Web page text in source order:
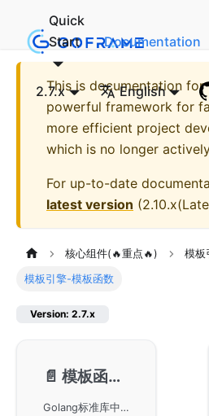
Quick
Start
Documentation
2.7.x English
This is documentation for
powerful framework for
more efficient project
which is no longer
For up-to-date
latest version (
核心组件(🔥重点🔥) 模板
模板引擎-模板函数
Version: 2.7.x
📄️ 模板函数-基础函数
Golang标准库中的基础函数及其在GoFrame框架中的改进使用。通过实用示例展示了如何在不同模板函数中进行参数传递，以及如何灵活调用函数。详细解读了and、or、not、call、index等函数的用法，以及GoFrame框架中对eq/ne/lt/le/gt/ge比较函数的自动类型转换优化。